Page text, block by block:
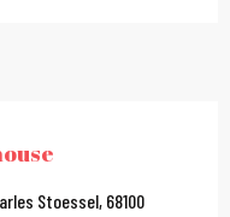
Stoessel, 68100